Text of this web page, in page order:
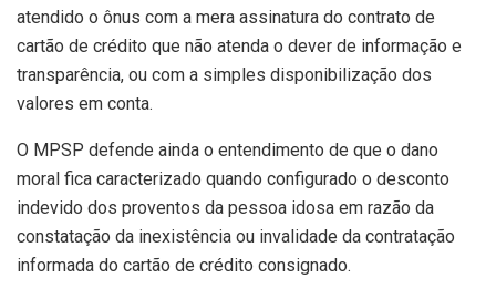
atendido o ônus com a mera assinatura do contrato de
cartão de crédito que não atenda o dever de informação e
transparência, ou com a simples disponibilização dos
valores em conta.
O MPSP defende ainda o entendimento de que o dano
moral fica caracterizado quando configurado o desconto
indevido dos proventos da pessoa idosa em razão da
constatação da inexistência ou invalidade da contratação
informada do cartão de crédito consignado.